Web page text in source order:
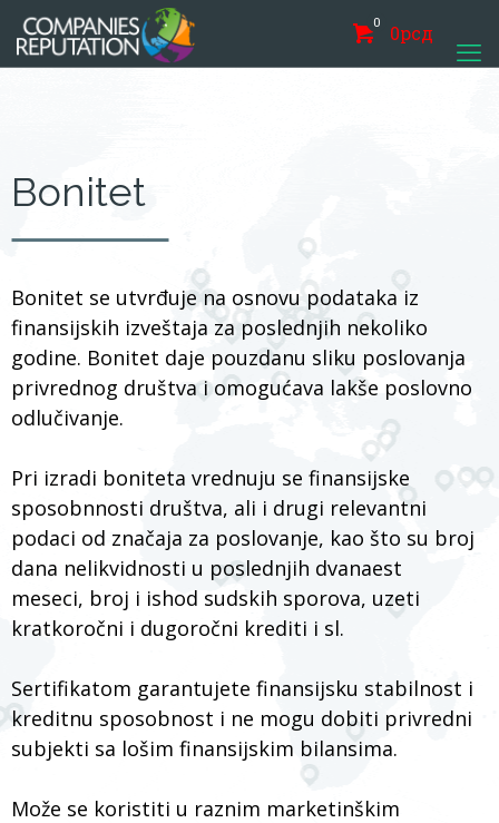
0 0рсд
Bonitet
Bonitet se utvrđuje na osnovu podataka iz
finansijskih izveštaja za poslednjih nekoliko
godine. Bonitet daje pouzdanu sliku poslovanja
privrednog društva i omogućava lakše poslovno
odlučivanje.
Pri izradi boniteta vrednuju se finansijske
sposobnnosti društva, ali i drugi relevantni
podaci od značaja za poslovanje, kao što su broj
dana nelikvidnosti u poslednjih dvanaest
meseci, broj i ishod sudskih sporova, uzeti
kratkoročni i dugoročni krediti i sl.
Sertifikatom garantujete finansijsku stabilnost i
kreditnu sposobnost i ne mogu dobiti privredni
subjekti sa lošim finansijskim bilansima.
Može se koristiti u raznim marketinškim